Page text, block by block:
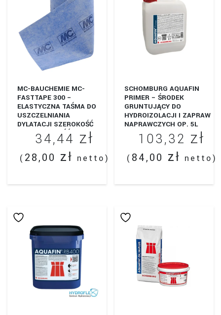
MC-BAUCHEMIE MC-
FASTTAPE 300 –
ELASTYCZNA TAŚMA DO
USZCZELNIANIA
DYLATACJI SZEROKOŚĆ
30CM. DŁUGOŚĆ 1 MB
34,44 zł
( 28,00 zł netto)
SCHOMBURG AQUAFIN
PRIMER – ŚRODEK
GRUNTUJĄCY DO
HYDROIZOLACJI I ZAPRAW
NAPRAWCZYCH OP. 5L
103,32 zł
( 84,00 zł netto)